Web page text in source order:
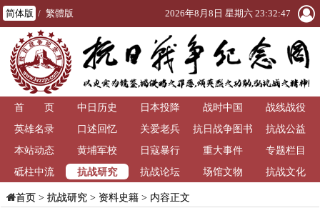
简体版 / 繁體版 2026年8月8日 星期六 23:32:47
首 页 中日历史 日本投降 战时中国
战线战役
英雄名录
口述回忆 关爱老兵
抗日战争图书
馆
抗战公益
本站动态
黄埔军校 日寇暴行 重大事件
专题栏目
砥柱中流
抗战研究 抗战论坛 场馆文物 抗战文化
首页> 抗战研究> 资料史籍> 内容正文